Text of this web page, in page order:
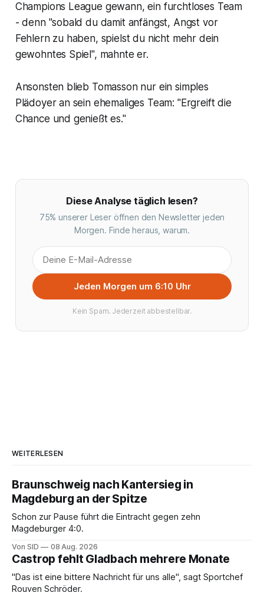
Champions League gewann, ein furchtloses Team
- denn "sobald du damit anfängst, Angst vor
Fehlern zu haben, spielst du nicht mehr dein
gewohntes Spiel", mahnte er.
Ansonsten blieb Tomasson nur ein simples
Plädoyer an sein ehemaliges Team: "Ergreift die
Chance und genießt es."
Diese Analyse täglich lesen?
75% unserer Leser öffnen den Newsletter jeden
Morgen. Finde heraus, warum.
Jeden Morgen um 6:10 Uhr
Kein Spam. Jederzeit abbestellbar.
WEITERLESEN
Braunschweig nach Kantersieg in
Magdeburg an der Spitze
Schon zur Pause führt die Eintracht gegen zehn
Magdeburger 4:0.
Von SID 08 Aug. 2026
Castrop fehlt Gladbach mehrere Monate
"Das ist eine bittere Nachricht für uns alle", sagt Sportchef
Rouven Schröder.